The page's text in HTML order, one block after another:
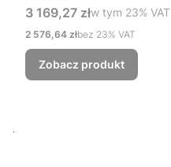
Cena brutto
3 169,27 złw tym %s VAT
w tym 23% VAT
Cena netto
2 576,64 złbez 23% VAT
Zobacz produkt